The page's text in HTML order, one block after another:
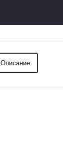
Описание